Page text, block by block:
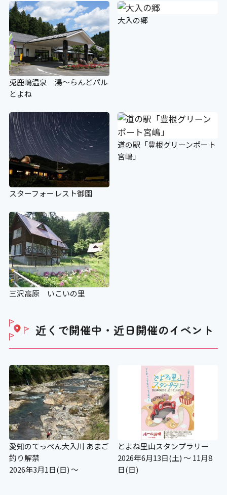
兎鹿嶋温泉 湯～らんどパル
とよね
大入の郷
スターフォーレスト御園
道の駅「豊根グリーンポート
宮嶋」
三沢高原 いこいの里
近くで開催中・近日開催のイベント
愛知のてっぺん大入川 あまご
釣り解禁
2026年3月1日(日) ～
とよね里山スタンプラリー
2026年6月13日(土) ～ 11月8
日(日)